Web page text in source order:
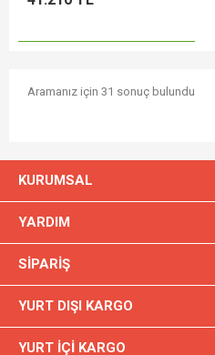
Aramanız için 31 sonuç bulundu
KURUMSAL
YARDIM
SIPARIŞ
YURT DIŞI KARGO
YURT İÇI KARGO